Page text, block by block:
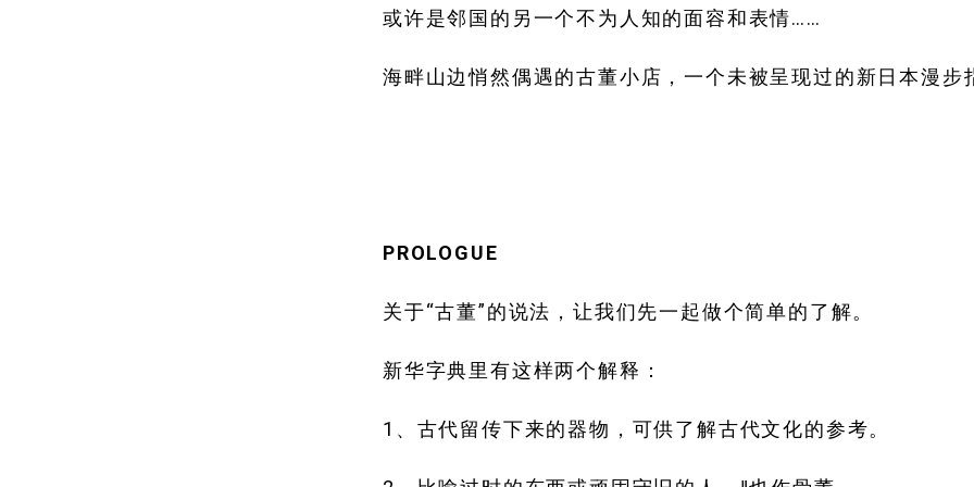
或许是邻国的另一个不为人知的面容和表情……
海畔山边悄然偶遇的古董小店，一个未被呈现过的新日本漫步
PROLOGUE
关于“古董”的说法，让我们先一起做个简单的了解。
新华字典里有这样两个解释：
1、古代留传下来的器物，可供了解古代文化的参考。